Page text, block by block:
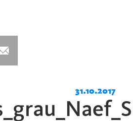
31.10.2017